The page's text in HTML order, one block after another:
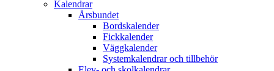
Kalendrar
Årsbundet
Bordskalender
Fickkalender
Väggkalender
Systemkalendrar och tillbehör